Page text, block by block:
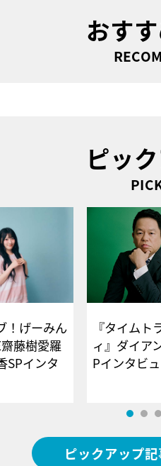
おす
ピッ
！げーみん
藤樹愛羅
SPインタ
『タイムト
ィ』ダイア
Pイン
ピックアップ